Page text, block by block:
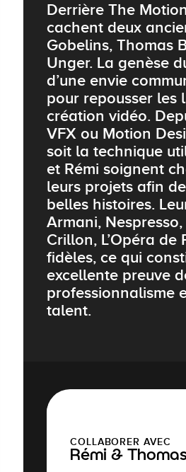
Derrière The
cachent deux
Gobelins, Thomas
Unger. La genèse
d’une envie
pour repousser les
création vidéo.
VFX ou Motion
soit la technique
et Rémi soignent
leurs projets afin
belles histoires.
Armani,
Crillon, L’Opéra de
fidèles, ce qui
excellente preuve
professionnalisme
talent.
COLLABORER AVEC
Rémi &